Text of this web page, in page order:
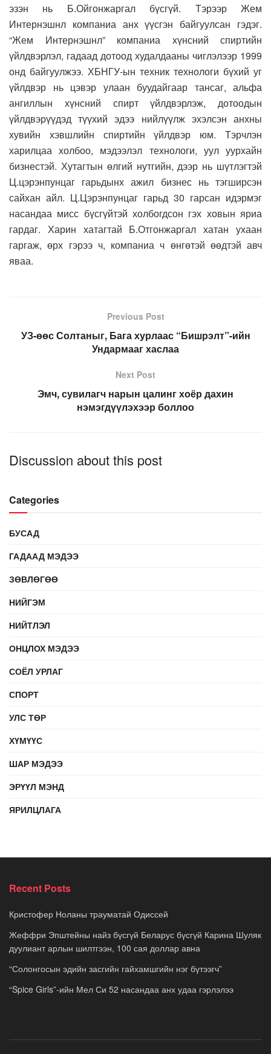
эзэн нь Б.Ойгонжаргал бүсгүй. Тэрээр Жем
Интернэшнл компаниа анх үүсгэн байгуулсан гэдэг.
“Жем Интернэшнл” компаниа хүнсний спиртийн
үйлдвэрлэл, гадаад дотоод худалдааны чиглэлээр 1999
онд байгуулжээ. ХБНГУ-ын техник технологи бүхий уг
үйлдвэр нь цэвэр улаан буудайгаар тансаг, альфа
ангиллын хүнсний спирт үйлдвэрлэж, дотоодын
үйлдвэрүүдэд түүхий эдээ нийлүүлж эхэлсэн анхны
хувийн хэвшлийн спиртийн үйлдвэр юм. Тэрчлэн
харилцаа холбоо, мэдээлэл технологи, уул уурхайн
бизнестэй. Хутагтын өлгий нутгийн, дээр нь шүтлэгтэй
Ц.цэрэнпунцаг гарьдынх ажил бизнес нь тэгширсэн
сайхан айл. Ц.Цэрэнпунцаг гарьд 30 гарсан идэрмэг
насандаа мисс бүсгүйтэй холбогдсон гэх ховын яриа
гардаг. Харин хатагтай Б.Отгонжаргал хатан ухаан
гаргаж, өрх гэрээ ч, компаниа ч өнгөтэй өөдтэй авч
яваа.
Previous Post
УЗ-өөс Солтаныг, Бага хурлаас “Бишрэлт”-ийн
Ундармааг хаслаа
Next Post
Эмч, сувилагч нарын цалинг хоёр дахин
нэмэгдүүлэхээр боллоо
Discussion about this post
Categories
БУСАД
ГАДААД МЭДЭЭ
ЗӨВЛӨГӨӨ
НИЙГЭМ
НИЙТЛЭЛ
ОНЦЛОХ МЭДЭЭ
СОЁЛ УРЛАГ
СПОРТ
УЛС ТӨР
ХҮМҮҮС
ШАР МЭДЭЭ
ЭРҮҮЛ МЭНД
ЯРИЛЦЛАГА
Recent Posts
Кристофер Ноланы трауматай Одиссей
Жеффри Эпштейны найз бүсгүй Беларус бүсгүй Карина Шуляк
дуулиант арлын шилтгээн, 100 сая доллар авна
“Солонгосын эдийн засгийн гайхамшгийн нэг бүтээгч”
“Spice Girls”-ийн Мел Си 52 насандаа анх удаа гэрлэлээ